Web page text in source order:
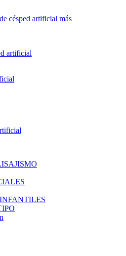
césped artificial más
artificial